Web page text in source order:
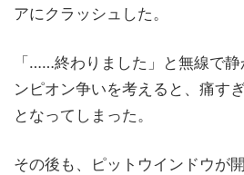
アにクラッシュした。
「……終わりました」と無線で
ンピオン争いを考えると、痛す
となってしまった。
その後も、ピットウインドウが